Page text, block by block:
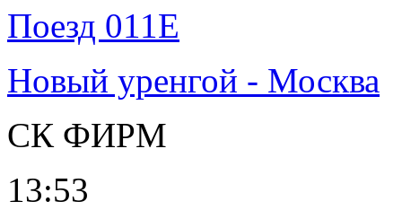
Поезд 011Е
Новый уренгой - Москва
СК ФИРМ
13:53